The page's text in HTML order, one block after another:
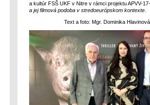
a kultúr FSŠ UKF v Nitre v rámci projektu APVV-
a jej filmová podoba v stredoeurópskom kontexte
Text a foto: Mgr. Dominika